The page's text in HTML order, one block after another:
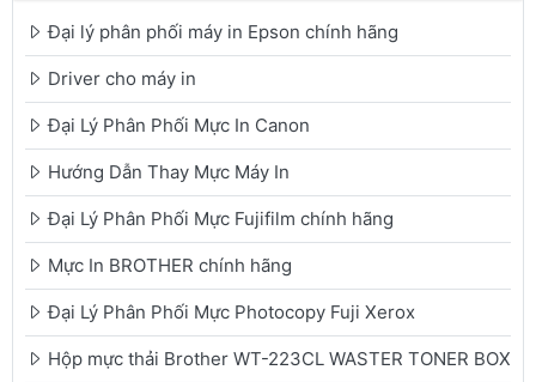
Đại lý phân phối máy in Epson chính hãng
Driver cho máy in
Đại Lý Phân Phối Mực In Canon
Hướng Dẫn Thay Mực Máy In
Đại Lý Phân Phối Mực Fujifilm chính hãng
Mực In BROTHER chính hãng
Đại Lý Phân Phối Mực Photocopy Fuji Xerox
Hộp mực thải Brother WT-223CL WASTER TONER BOX